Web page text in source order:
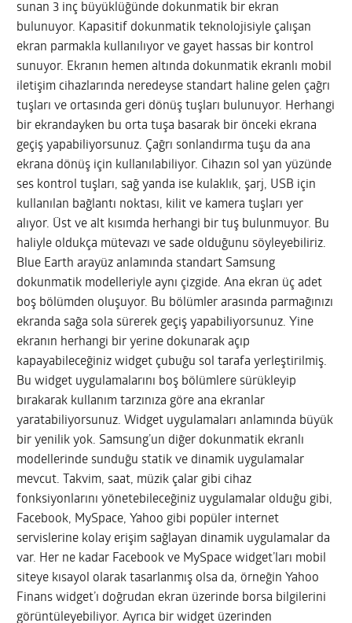
sunan 3 inç büyüklüğünde dokunmatik bir ekran
bulunuyor. Kapasitif dokunmatik teknolojisiyle çalışan
ekran parmakla kullanılıyor ve gayet hassas bir kontrol
sunuyor. Ekranın hemen altında dokunmatik ekranlı mobil
iletişim cihazlarında neredeyse standart haline gelen çağrı
tuşları ve ortasında geri dönüş tuşları bulunuyor. Herhangi
bir ekrandayken bu orta tuşa basarak bir önceki ekrana
geçiş yapabiliyorsunuz. Çağrı sonlandırma tuşu da ana
ekrana dönüş için kullanılabiliyor. Cihazın sol yan yüzünde
ses kontrol tuşları, sağ yanda ise kulaklık, şarj, USB için
kullanılan bağlantı noktası, kilit ve kamera tuşları yer
alıyor. Üst ve alt kısımda herhangi bir tuş bulunmuyor. Bu
haliyle oldukça mütevazı ve sade olduğunu söyleyebiliriz.
Blue Earth arayüz anlamında standart Samsung
dokunmatik modelleriyle aynı çizgide. Ana ekran üç adet
boş bölümden oluşuyor. Bu bölümler arasında parmağınızı
ekranda sağa sola sürerek geçiş yapabiliyorsunuz. Yine
ekranın herhangi bir yerine dokunarak açıp
kapayabileceğiniz widget çubuğu sol tarafa yerleştirilmiş.
Bu widget uygulamalarını boş bölümlere sürükleyip
bırakarak kullanım tarzınıza göre ana ekranlar
yaratabiliyorsunuz. Widget uygulamaları anlamında büyük
bir yenilik yok. Samsung’un diğer dokunmatik ekranlı
modellerinde sunduğu statik ve dinamik uygulamalar
mevcut. Takvim, saat, müzik çalar gibi cihaz
fonksiyonlarını yönetebileceğiniz uygulamalar olduğu gibi,
Facebook, MySpace, Yahoo gibi popüler internet
servislerine kolay erişim sağlayan dinamik uygulamalar da
var. Her ne kadar Facebook ve MySpace widget’ları mobil
siteye kısayol olarak tasarlanmış olsa da, örneğin Yahoo
Finans widget’ı doğrudan ekran üzerinde borsa bilgilerini
görüntüleyebiliyor. Ayrıca bir widget üzerinden